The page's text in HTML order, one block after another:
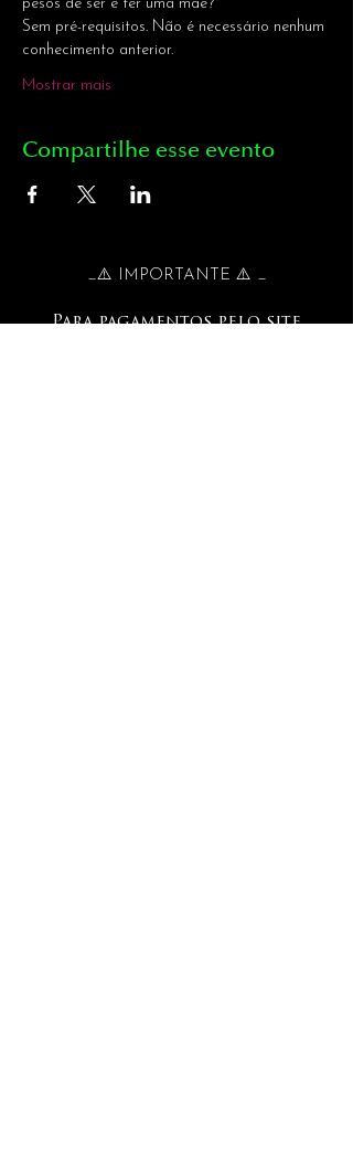
pesos de ser e ter uma mãe?
Sem pré-requisitos. Não é necessário nenhum
conhecimento anterior.
Mostrar mais
Compartilhe esse evento
_⚠️ IMPORTANTE ⚠️ _
Para pagamentos pelo site